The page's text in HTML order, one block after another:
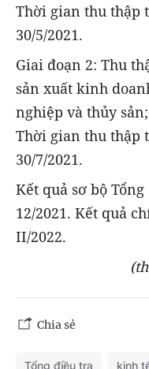
Thời gian thu thập
30/5/2021.
Giai đoạn 2: Thu
sản xuất kinh
nghiệp và thủy
Thời gian thu thập
30/7/2021.
Kết quả sơ bộ
12/2021. Kết quả
II/2022.
Chia sẻ
Tổng điều tra kinh